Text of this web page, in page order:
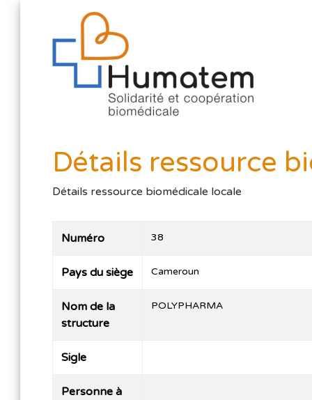
Détails ressource
Détails ressource biomédicale locale
Numéro 38
Pays du siège Cameroun
Nom de la
structure
POLYPHARMA
Sigle
Personne à